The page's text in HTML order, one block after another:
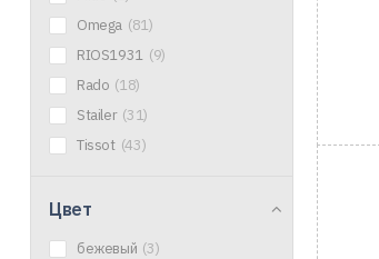
Omega (81)
RIOS1931 (9)
Rado (18)
Stailer (31)
Tissot (43)
Цвет
бежевый (3)